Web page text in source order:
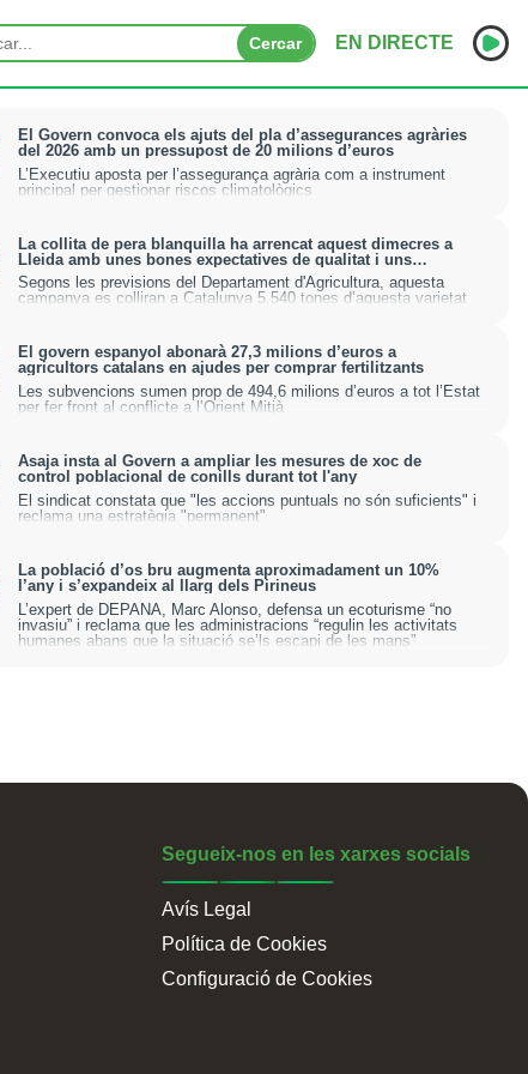
Cercar EN DIRECTE
INICI
NOTÍCIES
PROGRAMES
CONTACTE
El Govern convoca els ajuts del pla d’assegurances agràries
del 2026 amb un pressupost de 20 milions d’euros
L’Executiu aposta per l’assegurança agrària com a instrument
principal per gestionar riscos climatològics
La collita de pera blanquilla ha arrencat aquest dimecres a
Lleida amb unes bones expectatives de qualitat i uns
calibres més grans
Segons les previsions del Departament d'Agricultura, aquesta
campanya es colliran a Catalunya 5.540 tones d’aquesta varietat
El govern espanyol abonarà 27,3 milions d’euros a
agricultors catalans en ajudes per comprar fertilitzants
Les subvencions sumen prop de 494,6 milions d’euros a tot l’Estat
per fer front al conflicte a l’Orient Mitjà
Asaja insta al Govern a ampliar les mesures de xoc de
control poblacional de conills durant tot l'any
El sindicat constata que "les accions puntuals no són suficients" i
reclama una estratègia "permanent"
La població d’os bru augmenta aproximadament un 10%
l’any i s’expandeix al llarg dels Pirineus
L’expert de DEPANA, Marc Alonso, defensa un ecoturisme “no
invasiu” i reclama que les administracions “regulin les activitats
humanes abans que la situació se’ls escapi de les mans”
Segueix-nos en les xarxes socials
Avís Legal
Política de Cookies
Configuració de Cookies